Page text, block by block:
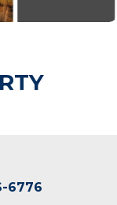
6776